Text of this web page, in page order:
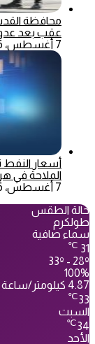
محافظة
عقب بعد
7 أغسطس، 2026
أسعار
الملاحة في
7 أغسطس، 2026
حالة الطقس
طولكرم
سماء صافية
31
℃
33º - 28º
100%
4.87 كيلومتر/ساعة
33
℃
السبت
34
℃
الأحد